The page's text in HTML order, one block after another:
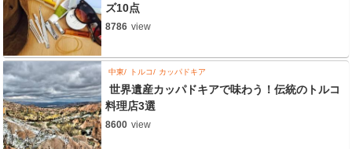
ズ10点
8786 view
中東 トルコ カッパドキア
世界遺産カッパドキアで味わう！伝統のトルコ
料理店3選
8600 view